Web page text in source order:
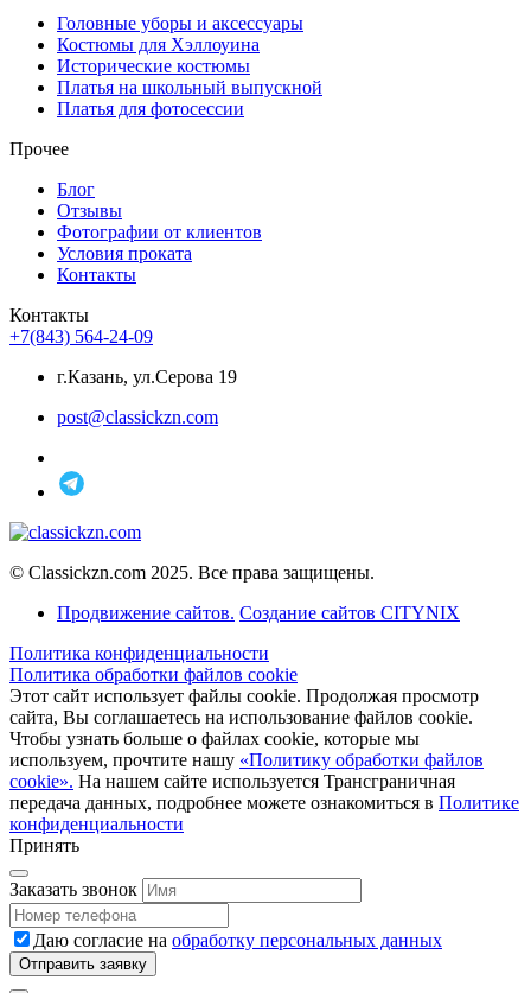
Головные уборы и аксессуары
Костюмы для Хэллоуина
Исторические костюмы
Платья на школьный выпускной
Платья для фотосессии
Прочее
Блог
Отзывы
Фотографии от клиентов
Условия проката
Контакты
Контакты
+7(843) 564-24-09
г.Казань, ул.Серова 19
post@classickzn.com
© Classickzn.com 2025. Все права защищены.
Продвижение сайтов. Создание сайтов CITYNIX
Политика конфиденциальности
Политика обработки файлов cookie
Этот сайт использует файлы cookie. Продолжая просмотр
сайта, Вы соглашаетесь на использование файлов cookie.
Чтобы узнать больше о файлах cookie, которые мы
используем, прочтите нашу «Политику обработки файлов
cookie». На нашем сайте используется Трансграничная
передача данных, подробнее можете ознакомиться в Политике
конфиденциальности
Принять
Заказать звонок
Даю согласие на обработку персональных данных